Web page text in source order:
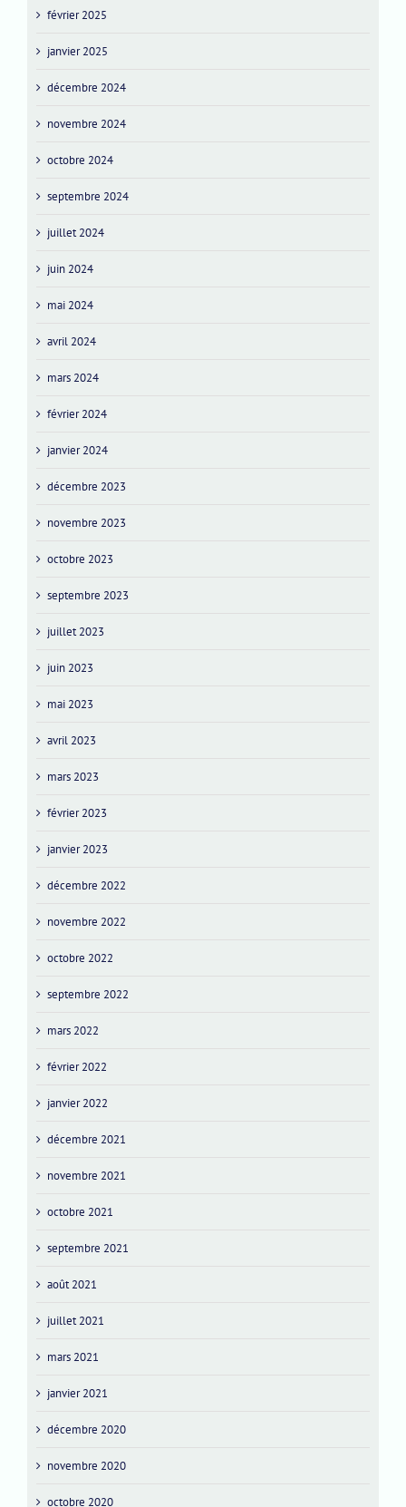
février 2025
janvier 2025
décembre 2024
novembre 2024
octobre 2024
septembre 2024
juillet 2024
juin 2024
mai 2024
avril 2024
mars 2024
février 2024
janvier 2024
décembre 2023
novembre 2023
octobre 2023
septembre 2023
juillet 2023
juin 2023
mai 2023
avril 2023
mars 2023
février 2023
janvier 2023
décembre 2022
novembre 2022
octobre 2022
septembre 2022
mars 2022
février 2022
janvier 2022
décembre 2021
novembre 2021
octobre 2021
septembre 2021
août 2021
juillet 2021
mars 2021
janvier 2021
décembre 2020
novembre 2020
octobre 2020